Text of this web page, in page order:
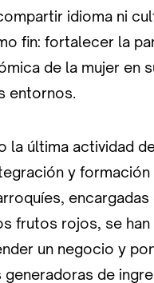
idioma ni
fin: fortalecer la
de la mujer en
entornos.
la última actividad
y
frutos rojos, se
un negocio y
generadoras de